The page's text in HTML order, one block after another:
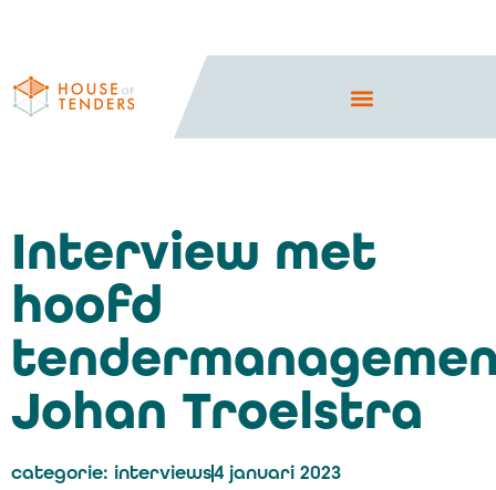
Interview met
hoofd
Johan Troelstra
categorie: interviews4 januari 2023